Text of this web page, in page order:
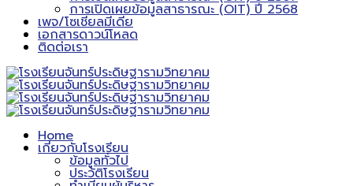
การเปิดเผยข้อมูลสาธารณะ (OIT) ปี 2568
เพจ/โซเชียลมีเดีย
เอกสารดาวน์โหลด
ติดต่อเรา
Home
เกี่ยวกับโรงเรียน
ข้อมูลทั่วไป
ประวัติโรงเรียน